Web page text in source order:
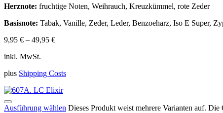
Herznote: fruchtige Noten, Weihrauch, Kreuzkümmel, rote Zeder
Basisnote: Tabak, Vanille, Zeder, Leder, Benzoeharz, Iso E Super,
9,95 € – 49,95 €
inkl. MwSt.
plus Shipping Costs
Ausführung wählen Dieses Produkt weist mehrere Varianten auf.